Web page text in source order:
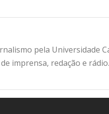
pela Universidade
imprensa, redação e rádio.